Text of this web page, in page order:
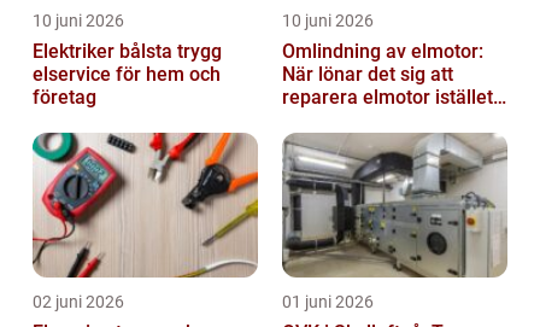
10 juni 2026
Elektriker bålsta trygg
elservice för hem och
företag
10 juni 2026
Omlindning av elmotor:
När lönar det sig att
reparera elmotor istället
02 juni 2026 01 juni 2026